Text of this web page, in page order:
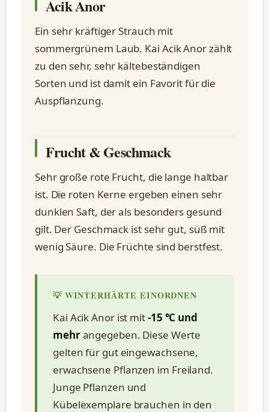
Acik Anor
Ein sehr kräftiger Strauch mit
sommergrünem Laub. Kai Acik Anor zählt
zu den sehr, sehr kältebeständigen
Sorten und ist damit ein Favorit für die
Auspflanzung.
Frucht & Geschmack
Sehr große rote Frucht, die lange haltbar
ist. Die roten Kerne ergeben einen sehr
dunklen Saft, der als besonders gesund
gilt. Der Geschmack ist sehr gut, süß mit
wenig Säure. Die Früchte sind berstfest.
💡 WINTERHÄRTE EINORDNEN
Kai Acik Anor ist mit-15 °C und
mehrangegeben. Diese Werte
gelten für gut eingewachsene,
erwachsene Pflanzen im Freiland.
Junge Pflanzen und
Kübelexemplare brauchen in den